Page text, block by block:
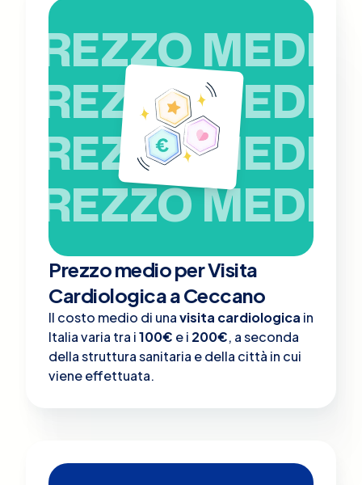
PREZZO MEDIO
PREZZO MEDIO
PREZZO MEDIO
PREZZO MEDIO
Prezzo medio per Visita
Cardiologica a Ceccano
Il costo medio di unavisita cardiologica in
Italia varia tra i100€ e i 200€, a seconda
della struttura sanitaria e della città in cui
viene effettuata.